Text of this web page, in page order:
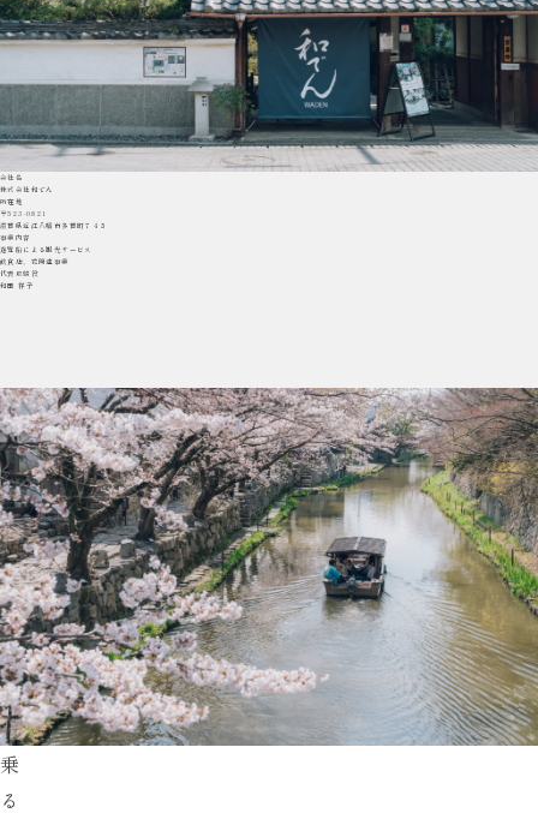
会社名
株式会社和でん
所在地
〒523-0821
滋賀県近江八幡市多賀町７４３
事業内容
遊覧船による観光サービス
飲食店、花関連事業
代表取締役
和田 祥子
乗
る